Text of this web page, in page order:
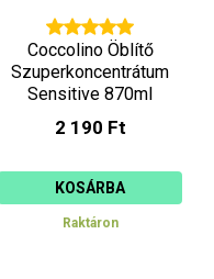
Coccolino Öblítő
Szuperkoncentrátum
Sensitive 870ml
2 190 Ft
KOSÁRBA
Raktáron